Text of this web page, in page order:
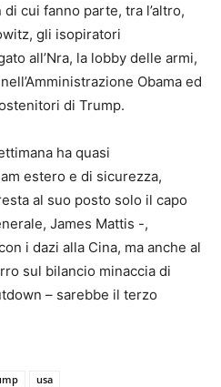
cui fanno parte, tra l’altro,
gli isopiratori
all’Nra, la lobby delle armi,
Obama ed
di Trump.
ha quasi
estero e di sicurezza,
al suo posto solo il capo
James Mattis -,
i dazi alla Cina, ma anche al
sul bilancio minaccia di
– sarebbe il terzo
usa